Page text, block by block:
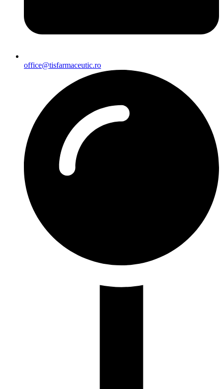
office@tisfarmaceutic.ro